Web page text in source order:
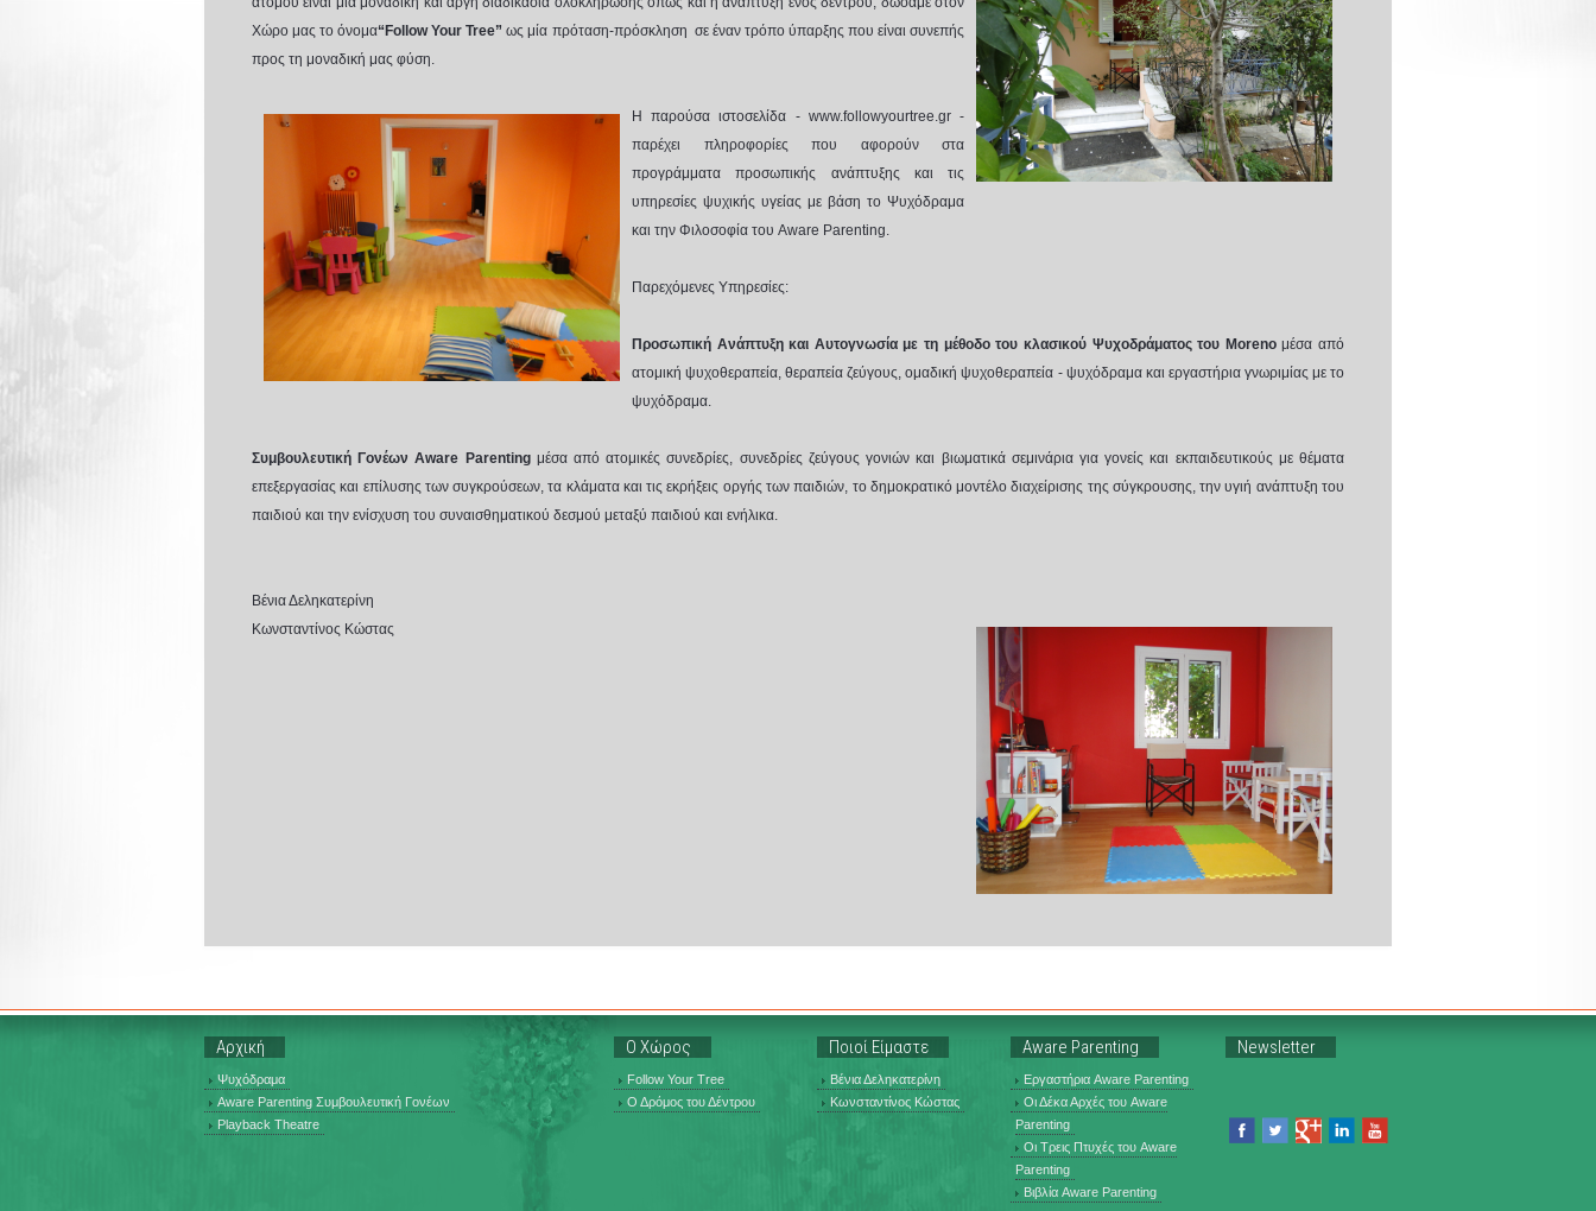
Χώρο μας το όνομα“Follow Your Tree” ως μία πρόταση-πρόσκληση σε έναν τρόπο ύπαρξης που είναι συνεπής
προς τη μοναδική μας φύση.
Η παρούσα ιστοσελίδα - www.followyourtree.gr -
παρέχει πληροφoρίες που αφορούν στα
προγράμματα προσωπικής ανάπτυξης και τις
υπηρεσίες ψυχικής υγείας με βάση το Ψυχόδραμα
και την Φιλοσοφία του Aware Parenting.
Παρεχόμενες Υπηρεσίες:
Προσωπική Ανάπτυξη και Αυτογνωσία με τη μέθοδο του κλασικού Ψυχοδράματος του Morenoμέσα από
ατομική ψυχοθεραπεία, θεραπεία ζεύγους, ομαδική ψυχοθεραπεία - ψυχόδραμα και εργαστήρια γνωριμίας με το
ψυχόδραμα.
Συμβουλευτική Γονέων Aware Parentingμέσα από ατομικές συνεδρίες, συνεδρίες ζεύγους γονιών και βιωματικά σεμινάρια για γονείς και εκπαιδευτικούς με θέματα
επεξεργασίας και επίλυσης των συγκρούσεων, τα κλάματα και τις εκρήξεις οργής των παιδιών, το δημοκρατικό μοντέλο διαχείρισης της σύγκρουσης, την υγιή ανάπτυξη του
παιδιού και την ενίσχυση του συναισθηματικού δεσμού μεταξύ παιδιού και ενήλικα.
Βένια Δεληκατερίνη
Κωνσταντίνος Κώστας
Αρχική
Ψυχόδραμα
Aware Parenting Συμβουλευτική Γονέων
Playback Theatre
Ο Χώρος
Follow Your Tree
Ο Δρόμος του Δέντρου
Ποιοί Είμαστε
Βένια Δεληκατερίνη
Κωνσταντίνος Κώστας
Aware Parenting
Εργαστήρια Aware Parenting
Οι Δέκα Αρχές του Aware
Parenting
Οι Τρεις Πτυχές του Aware
Parenting
Βιβλία Aware Parenting
Newsletter